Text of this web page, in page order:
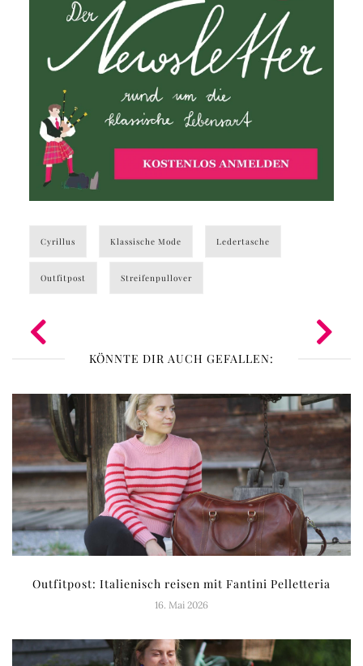
Cyrillus Klassische Mode Ledertasche
Outfitpost Streifenpullover
KÖNNTE DIR AUCH GEFALLEN:
Outfitpost: Italienisch reisen mit Fantini Pelletteria
16. Mai 2026